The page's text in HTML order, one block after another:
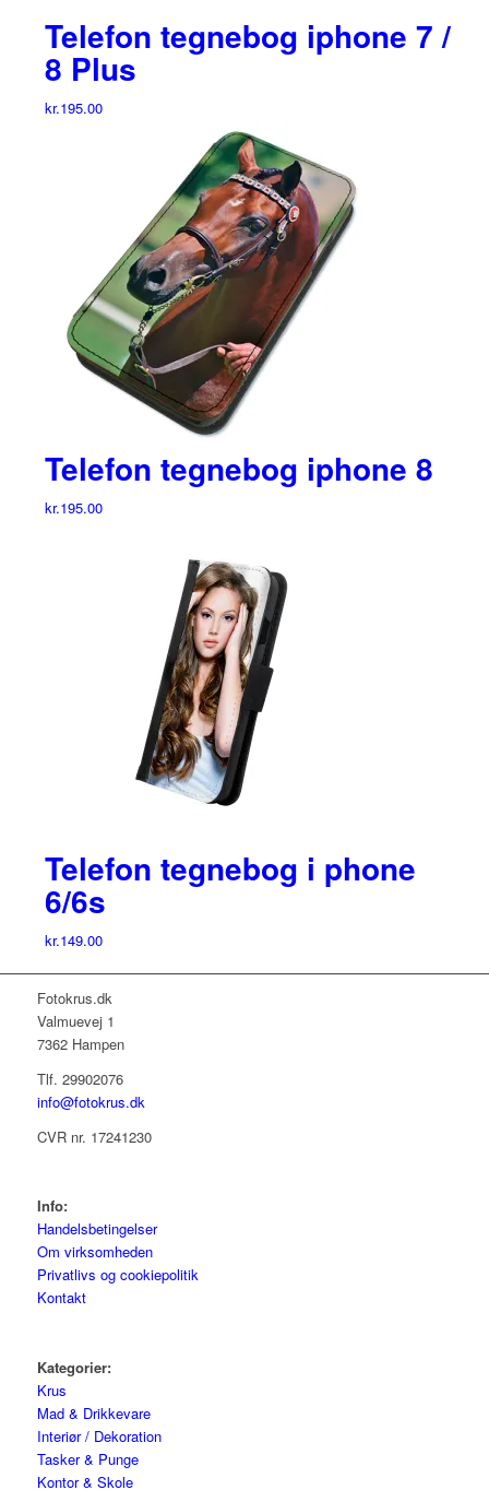
Telefon tegnebog iphone 7 /
8 Plus
kr.195.00
Telefon tegnebog iphone 8
kr.195.00
Telefon tegnebog i phone
6/6s
kr.149.00
Fotokrus.dk
Valmuevej 1
7362 Hampen
Tlf. 29902076
info@fotokrus.dk
CVR nr. 17241230
Info:
Handelsbetingelser
Om virksomheden
Privatlivs og cookiepolitik
Kontakt
Kategorier:
Krus
Mad & Drikkevare
Interiør / Dekoration
Tasker & Punge
Kontor & Skole